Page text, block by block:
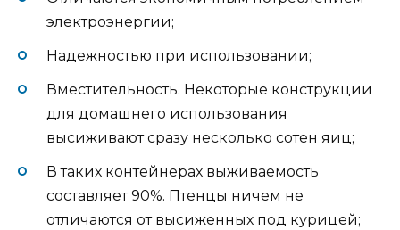
электроэнергии;
Надежностью при использовании;
Вместительность. Некоторые конструкции
для домашнего использования
высиживают сразу несколько сотен яиц;
В таких контейнерах выживаемость
составляет 90%. Птенцы ничем не
отличаются от высиженных под курицей;